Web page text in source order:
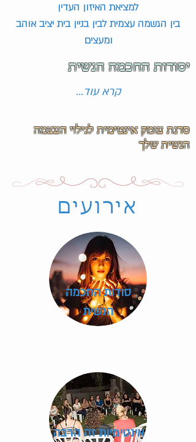
למציאת האיזון העדין
בין הגשמה עצמית לבין בניין בית יציב אוהב
יסודות החכמה הנשית
...קרא עוד
סדנת עומק אינטימית לגילוי העצמה
הנשית שלך
אירועים
סודות החכמה
הנשית
אינטימיות זה הרבה